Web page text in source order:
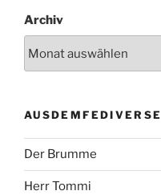
Archiv
AUSDEMFEDIVERSE
Der Brumme
Herr Tommi